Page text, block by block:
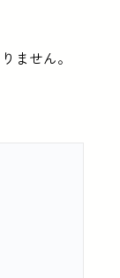
ません。